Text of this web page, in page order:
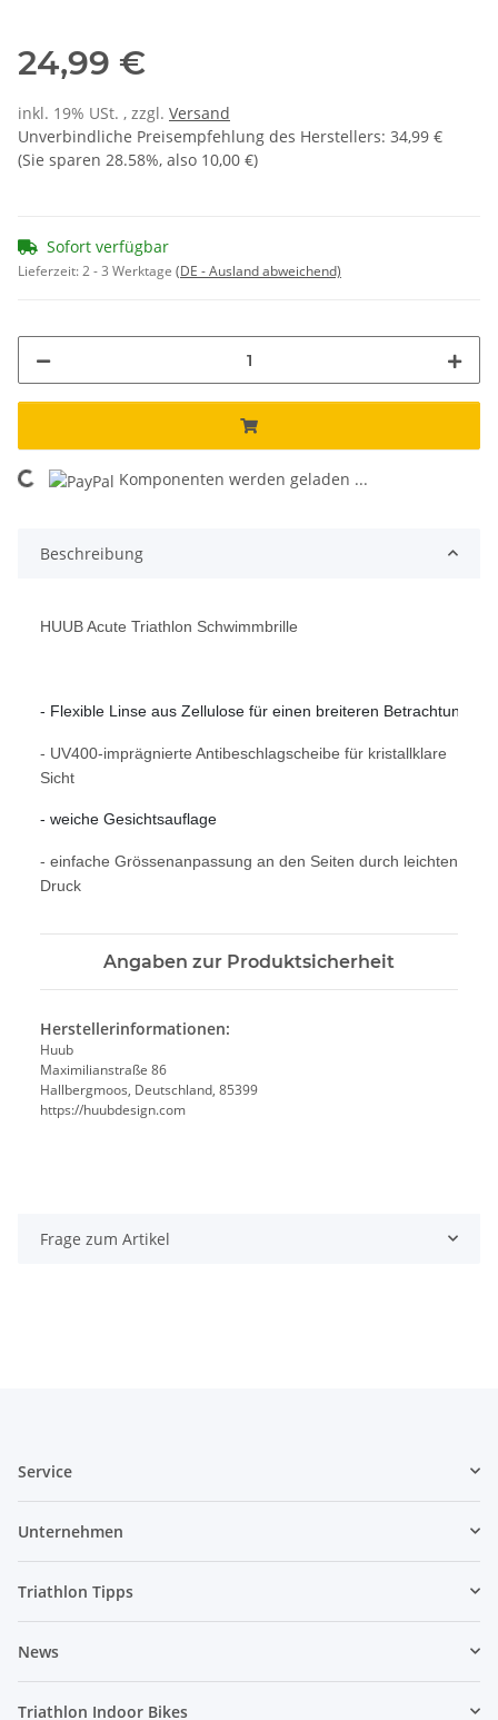
24,99 €
inkl. 19% USt. , zzgl. Versand
Unverbindliche Preisempfehlung des Herstellers: 34,99 €
(Sie sparen 28.58%, also 10,00 €)
Sofort verfügbar
Lieferzeit:2 - 3 Werktage (DE - Ausland abweichend)
Loading... Komponenten werden geladen ...
Beschreibung
HUUB Acute Triathlon Schwimmbrille
- Flexible Linse aus Zellulose für einen breiteren
- UV400-imprägnierte Antibeschlagscheibe für kristallklare
Sicht
- weiche Gesichtsauflage
- einfache Grössenanpassung an den Seiten durch leichten
Druck
Angaben zur Produktsicherheit
Herstellerinformationen:
Huub
Maximilianstraße 86
Hallbergmoos, Deutschland, 85399
https://huubdesign.com
Frage zum Artikel
Service
Unternehmen
Triathlon Tipps
News
Triathlon Indoor Bikes